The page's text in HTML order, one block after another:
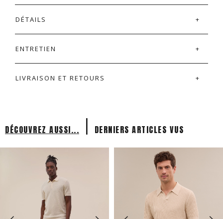
DÉTAILS
ENTRETIEN
LIVRAISON ET RETOURS
DÉCOUVREZ AUSSI... | DERNIERS ARTICLES VUS